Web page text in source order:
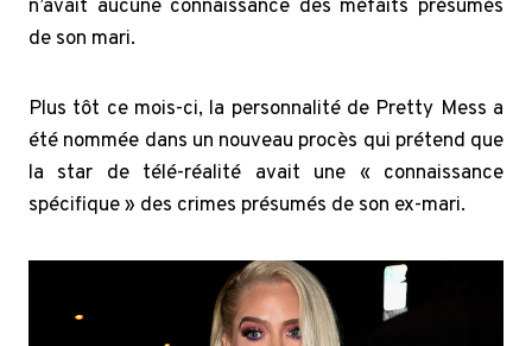
n’avait aucune connaissance des méfaits présumés
de son mari.
Plus tôt ce mois-ci, la personnalité de Pretty Mess a
été nommée dans un nouveau procès qui prétend que
la star de télé-réalité avait une « connaissance
spécifique » des crimes présumés de son ex-mari.